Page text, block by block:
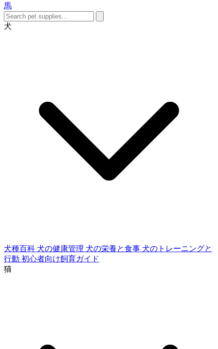
馬
犬
犬種百科 犬の健康管理 犬の栄養と食事 犬のトレーニングと
行動 初心者向け飼育ガイド
猫